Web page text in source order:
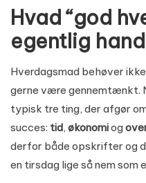
Hvad “god
egentlig
Hverdagsmad behøver
gerne være gennemtænkt.
typisk tre ting, der afgør
succes: tid, økonomiog
derfor både opskrifter og
en tirsdag lige så nem som